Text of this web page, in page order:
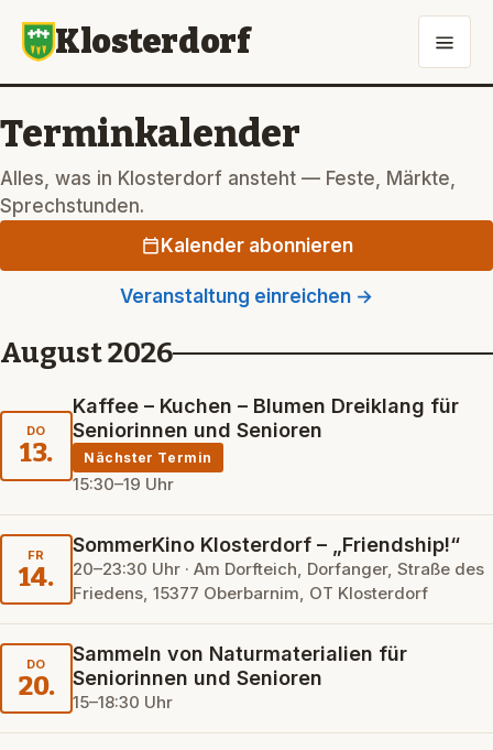
Klosterdorf
Terminkalender
Alles, was in Klosterdorf ansteht — Feste, Märkte,
Sprechstunden.
Kalender abonnieren
Veranstaltung einreichen →
August 2026
DO
13.
Kaffee – Kuchen – Blumen Dreiklang für
Seniorinnen und Senioren
Nächster Termin
15:30–19 Uhr
FR
14.
SommerKino Klosterdorf – „Friendship!“
20–23:30 Uhr · Am Dorfteich, Dorfanger, Straße des
Friedens, 15377 Oberbarnim, OT Klosterdorf
DO
20.
Sammeln von Naturmaterialien für
Seniorinnen und Senioren
15–18:30 Uhr